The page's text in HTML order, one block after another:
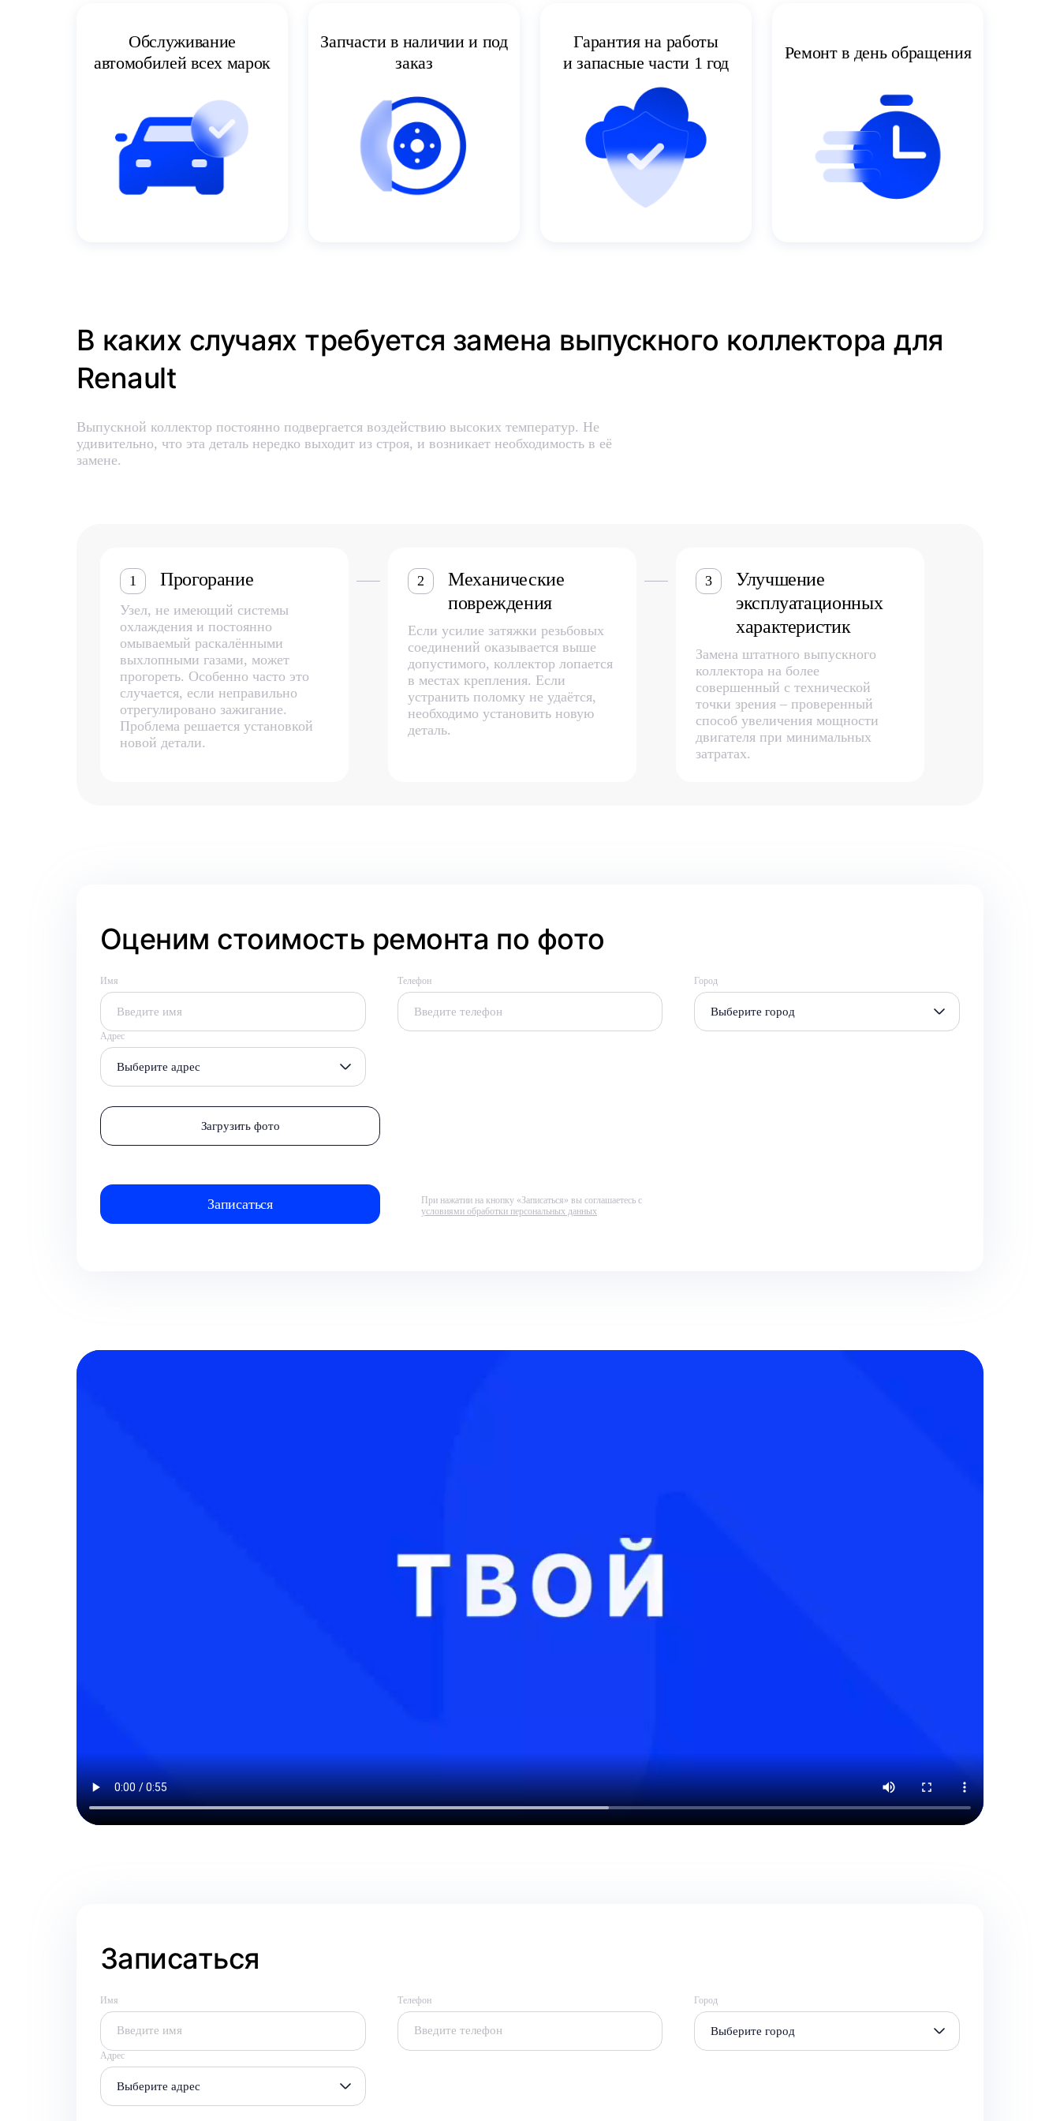
Обслуживание
автомобилей всех марок
Запчасти в наличии и под
заказ
Гарантия на работы
и запасные части 1 год
Ремонт в день обращения
В каких случаях требуется замена выпускного коллектора для
Renault
Выпускной коллектор постоянно подвергается воздействию высоких температур. Не
удивительно, что эта деталь нередко выходит из строя, и возникает необходимость в её
замене.
1 Прогорание
Узел, не имеющий системы
охлаждения и постоянно
омываемый раскалёнными
выхлопными газами, может
прогореть. Особенно часто это
случается, если неправильно
отрегулировано зажигание.
Проблема решается установкой
новой детали.
2
Механические
повреждения
Если усилие затяжки резьбовых
соединений оказывается выше
допустимого, коллектор лопается
в местах крепления. Если
устранить поломку не удаётся,
необходимо установить новую
деталь.
3
Улучшение
эксплуатационных
характеристик
Замена штатного выпускного
коллектора на более
совершенный с технической
точки зрения – проверенный
способ увеличения мощности
двигателя при минимальных
затратах.
Оценим стоимость ремонта по фото
Имя Телефон Город
Выберите город
Адрес
Выберите адрес
Загрузить фото
При нажатии на кнопку «Записаться» вы соглашаетесь с
условиями обработки персональных данных
Записаться
Имя Телефон Город
Выберите город
Адрес
Выберите адрес